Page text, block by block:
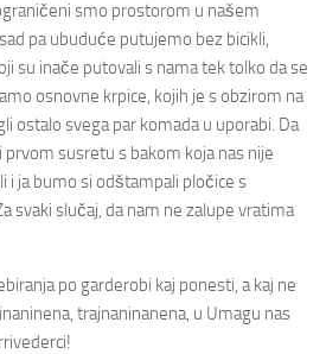
smo prostorom u našem
pa ubuduće putujemo bez bicikli,
su inače putovali s nama tek tolko da se
osnovne krpice, kojih je s obzirom na
ostalo svega par komada u uporabi. Da
susretu s bakom koja nas nije
i ja bumo si odštampali pločice s
svaki slučaj, da nam ne zalupe vratima
po garderobi kaj ponesti, a kaj ne
trajnaninanena, u Umagu nas